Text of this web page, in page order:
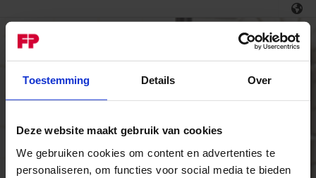
Toestemming Details Over
Deze website maakt gebruik van cookies
We gebruiken cookies om content en advertenties te
personaliseren, om functies voor social media te bieden